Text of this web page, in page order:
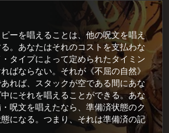
ーを唱えることは、他の呪文を唱え
。あなたはそれのコストを支払わな
タイプによって定められたタイミン
ばならない。それが《不屈の自然》
れば、スタックが空である間にあな
にそれを唱えることができる。あな
呪文を唱えたなら、準備済状態のク
になる。つまり、それは準備済の記